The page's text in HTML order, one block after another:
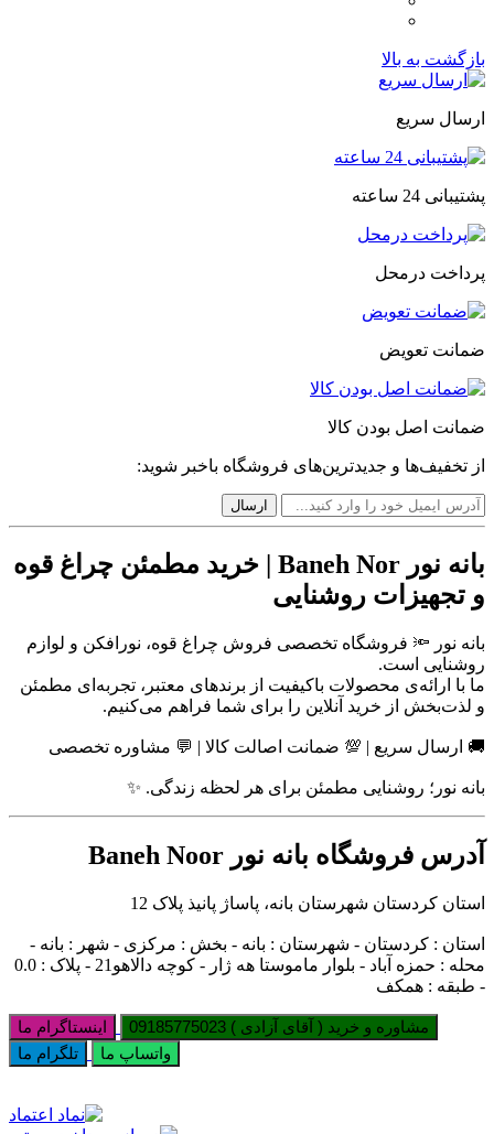
بازگشت به بالا
ارسال سریع
پشتیبانی 24 ساعته
پرداخت درمحل
ضمانت تعویض
ضمانت اصل بودن کالا
از تخفیف‌ها و جدیدترین‌های فروشگاه باخبر شوید:
بانه نور Baneh Nor | خرید مطمئن چراغ قوه
و تجهیزات روشنایی
بانه نور 🔦 فروشگاه تخصصی فروش چراغ قوه، نورافکن و لوازم
روشنایی است.
ما با ارائه‌ی محصولات باکیفیت از برندهای معتبر، تجربه‌ای مطمئن
و لذت‌بخش از خرید آنلاین را برای شما فراهم می‌کنیم.
🚚 ارسال سریع | 💯 ضمانت اصالت کالا | 💬 مشاوره تخصصی
بانه نور؛ روشنایی مطمئن برای هر لحظه زندگی. ✨
آدرس فروشگاه بانه نور Baneh Noor
استان کردستان شهرستان بانه، پاساژ پانیذ پلاک 12
استان : کردستان - شهرستان : بانه - بخش : مرکزی - شهر : بانه -
محله : حمزه آباد - بلوار ماموستا هه ژار - کوچه دالاهو21 - پلاک : 0.0
- طبقه : همکف
مشاوره و خرید ( آقای آزادی ) 09185775023
اینستاگرام ما
واتساپ ما
تلگرام ما